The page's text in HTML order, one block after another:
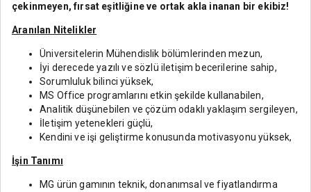
çekinmeyen, fırsat eşitliğine ve ortak akla inanan bir ekibiz!
Aranılan Nitelikler
Üniversitelerin Mühendislik bölümlerinden mezun,
İyi derecede yazılı ve sözlü iletişim becerilerine sahip,
Sorumluluk bilinci yüksek,
MS Office programlarını etkin şekilde kullanabilen,
Analitik düşünebilen ve çözüm odaklı yaklaşım sergileyen,
İletişim yetenekleri güçlü,
Kendini ve işi geliştirme konusunda motivasyonu yüksek,
İşin Tanımı
MG ürün gamının teknik, donanımsal ve fiyatlandırma